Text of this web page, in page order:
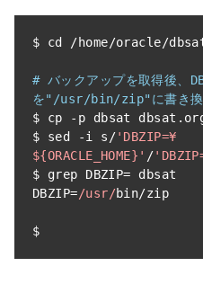
$ cd /home/oracle/
# バックアップを取得後、
を"/usr/bin/zip"に書き換
$ cp
- p dbsat dbsat .
$ sed
-i s /'DBZIP=¥
${ORACLE_HOME}' /
$ grep DBZIP= dbsat
DBZIP=/usr/bin/zip
$